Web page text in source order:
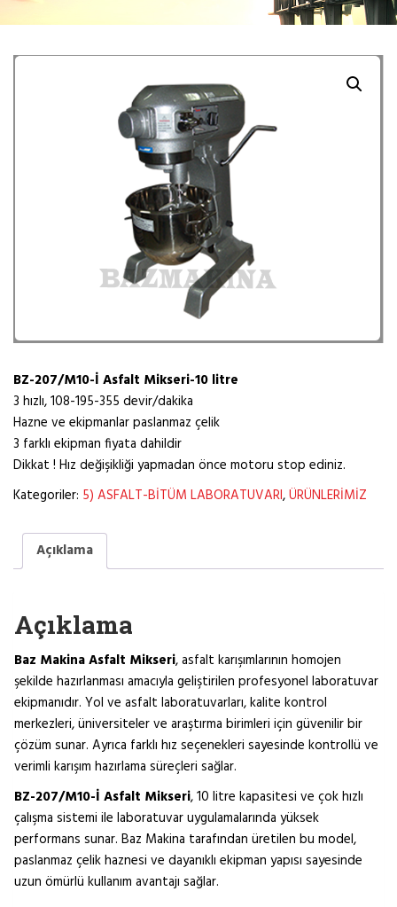
BZ-207/M10-İ Asfalt Mikseri-10 litre
3 hızlı, 108-195-355 devir/dakika
Hazne ve ekipmanlar paslanmaz çelik
3 farklı ekipman fiyata dahildir
Dikkat ! Hız değişikliği yapmadan önce motoru stop ediniz.
Kategoriler: 5) ASFALT-BİTÜM LABORATUVARI,ÜRÜNLERİMİZ
Açıklama
Açıklama
Baz Makina Asfalt Mikseri, asfalt karışımlarının homojen
şekilde hazırlanması amacıyla geliştirilen profesyonel laboratuvar
ekipmanıdır. Yol ve asfalt laboratuvarları, kalite kontrol
merkezleri, üniversiteler ve araştırma birimleri için güvenilir bir
çözüm sunar. Ayrıca farklı hız seçenekleri sayesinde kontrollü ve
verimli karışım hazırlama süreçleri sağlar.
BZ-207/M10-İ Asfalt Mikseri, 10 litre kapasitesi ve çok hızlı
çalışma sistemi ile laboratuvar uygulamalarında yüksek
performans sunar. Baz Makina tarafından üretilen bu model,
paslanmaz çelik haznesi ve dayanıklı ekipman yapısı sayesinde
uzun ömürlü kullanım avantajı sağlar.